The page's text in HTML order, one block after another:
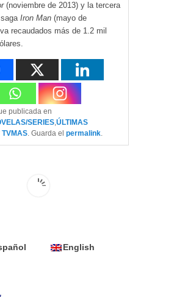
(noviembre de 2013) y la tercera
Iron Man (mayo de
recaudados más de 1.2 mil
publicada en
SERIES,ÚLTIMAS
TVMAS. Guarda el permalink.
English